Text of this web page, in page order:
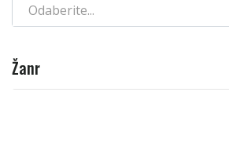
Odaberite...
Žanr